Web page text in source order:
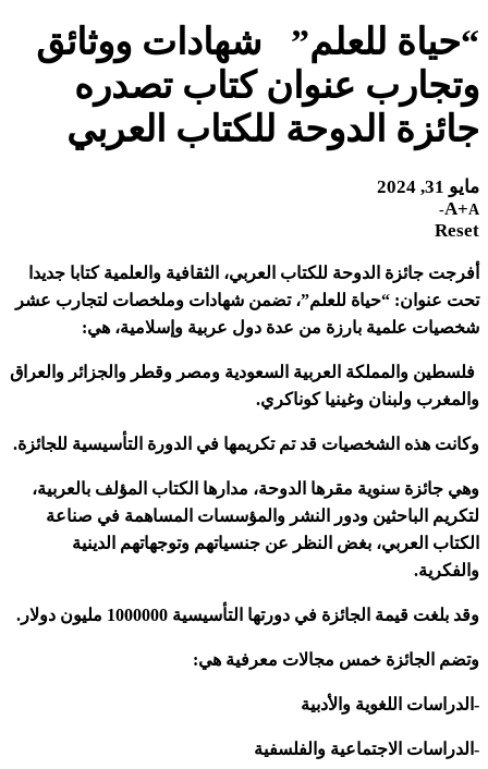
“حياة للعلم” شهادات ووثائق
وتجارب عنوان كتاب تصدره
جائزة الدوحة للكتاب العربي
مايو 31, 2024
A+A-
Reset
أفرجت جائزة الدوحة للكتاب العربي، الثقافية والعلمية كتابا جديدا
تحت عنوان: “حياة للعلم”، تضمن شهادات وملخصات لتجارب عشر
شخصيات علمية بارزة من عدة دول عربية وإسلامية، هي:
فلسطين والمملكة العربية السعودية ومصر وقطر والجزائر والعراق
والمغرب ولبنان وغينيا كوناكري.
وكانت هذه الشخصيات قد تم تكريمها في الدورة التأسيسية للجائزة.
وهي جائزة سنوية مقرها الدوحة، مدارها الكتاب المؤلف بالعربية،
لتكريم الباحثين ودور النشر والمؤسسات المساهمة في صناعة
الكتاب العربي، بغض النظر عن جنسياتهم وتوجهاتهم الدينية
والفكرية.
وقد بلغت قيمة الجائزة في دورتها التأسيسية 1000000 مليون دولار.
وتضم الجائزة خمس مجالات معرفية هي:
-الدراسات اللغوية والأدبية
-الدراسات الاجتماعية والفلسفية